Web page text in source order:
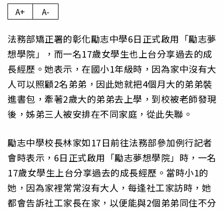
A+ A-
法務部矯正署的彰化勵志中學6日正式啟用「勵志夢
想學院」，而一名17歲女學生也上台分享過去的成
長經歷。她表示，在國小1年級時，因為家中沒有大
人可以照顧2名弟弟，因此她就把4個月大的弟弟裝
進書包，牽著2歲大的弟弟去上學，到校被老師發現
後，姊弟三人被安排在不同家庭，從此失聯。
勵志中學校長林家如17日前往法務部參加例行記者
會時表示，6日正式啟用「勵志夢想學院」時，一名
17歲女學生上台分享過去的成長經歷。當時小1的
她，因為家裡常常沒有大人，每逢社工家訪時，她
都會告訴社工家長在家，以便能與2個弟弟同住不分